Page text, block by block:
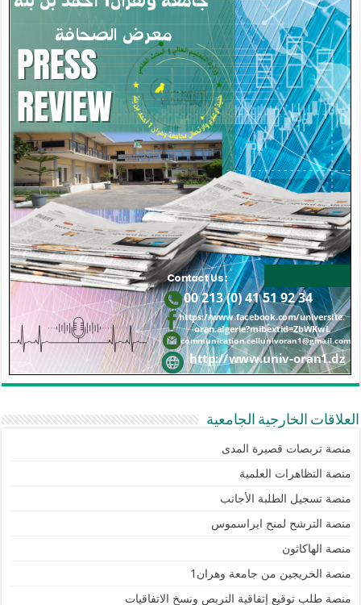
العلاقات الخارجية الجامعية
منصة تربصات قصيرة المدى
منصة التظاهرات العلمية
منصة تسجيل الطلبة الأجانب
منصة الترشح لمنح ايراسموس
منصة الهاكاثون
منصة الخريجين من جامعة وهران1
منصة طلب توقيع إتفاقية التربص ونسخ الاتفاقيات